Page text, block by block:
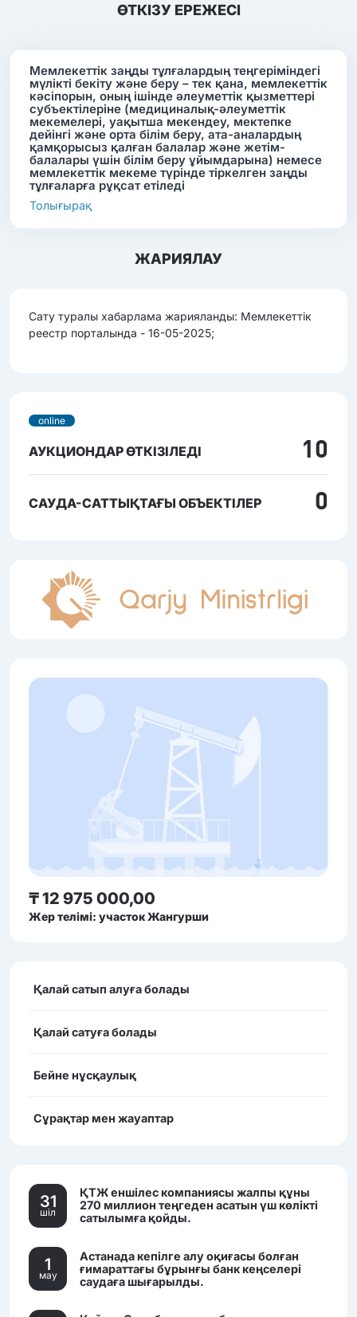
ӨТКІЗУ ЕРЕЖЕСІ
Мемлекеттік заңды тұлғалардың теңгеріміндегі
мүлікті бекіту және беру – тек қана, мемлекеттік
кәсіпорын, оның ішінде әлеуметтік қызметтері
субъектілеріне (медициналық-әлеуметтік
мекемелері, уақытша мекендеу, мектепке
дейінгі және орта білім беру, ата-аналардың
қамқорысыз қалған балалар және жетім-
балалары үшін білім беру ұйымдарына) немесе
мемлекеттік мекеме түрінде тіркелген заңды
тұлғаларға рұқсат етіледі
Толығырақ
ЖАРИЯЛАУ
Сату туралы хабарлама жарияланды: Мемлекеттік
реестр порталында - 16-05-2025;
online
АУКЦИОНДАР ӨТКІЗІЛЕДІ 10
САУДА-САТТЫҚТАҒЫ ОБЪЕКТІЛЕР 0
₸ 12 975 000,00
Жер телімі: участок Жангурши
Қалай сатып алуға болады
Қалай сатуға болады
Бейне нұсқаулық
Сұрақтар мен жауаптар
31
шiл
ҚТЖ еншілес компаниясы жалпы құны
270 миллион теңгеден асатын үш көлікті
сатылымға қойды.
1
мау
Астанада кепілге алу оқиғасы болған
ғимараттағы бұрынғы банк кеңселері
саудаға шығарылды.